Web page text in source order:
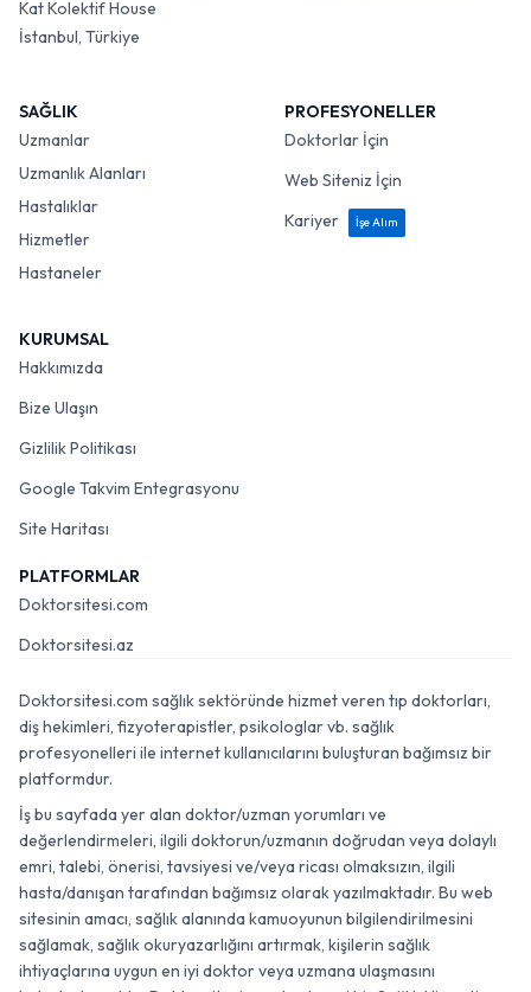
Kat Kolektif House
İstanbul, Türkiye
SAĞLIK
Uzmanlar
Uzmanlık Alanları
Hastalıklar
Hizmetler
Hastaneler
PROFESYONELLER
Doktorlar İçin
Web Siteniz İçin
Kariyer
İşe Alım
KURUMSAL
Hakkımızda
Bize Ulaşın
Gizlilik Politikası
Google Takvim Entegrasyonu
Site Haritası
PLATFORMLAR
Doktorsitesi.com
Doktorsitesi.az
Doktorsitesi.com sağlık sektöründe hizmet veren tıp doktorları,
diş hekimleri, fizyoterapistler, psikologlar vb. sağlık
profesyonelleri ile internet kullanıcılarını buluşturan bağımsız bir
platformdur.
İş bu sayfada yer alan doktor/uzman yorumları ve
değerlendirmeleri, ilgili doktorun/uzmanın doğrudan veya dolaylı
emri, talebi, önerisi, tavsiyesi ve/veya ricası olmaksızın, ilgili
hasta/danışan tarafından bağımsız olarak yazılmaktadır. Bu web
sitesinin amacı, sağlık alanında kamuoyunun bilgilendirilmesini
sağlamak, sağlık okuryazarlığını artırmak, kişilerin sağlık
ihtiyaçlarına uygun en iyi doktor veya uzmana ulaşmasını